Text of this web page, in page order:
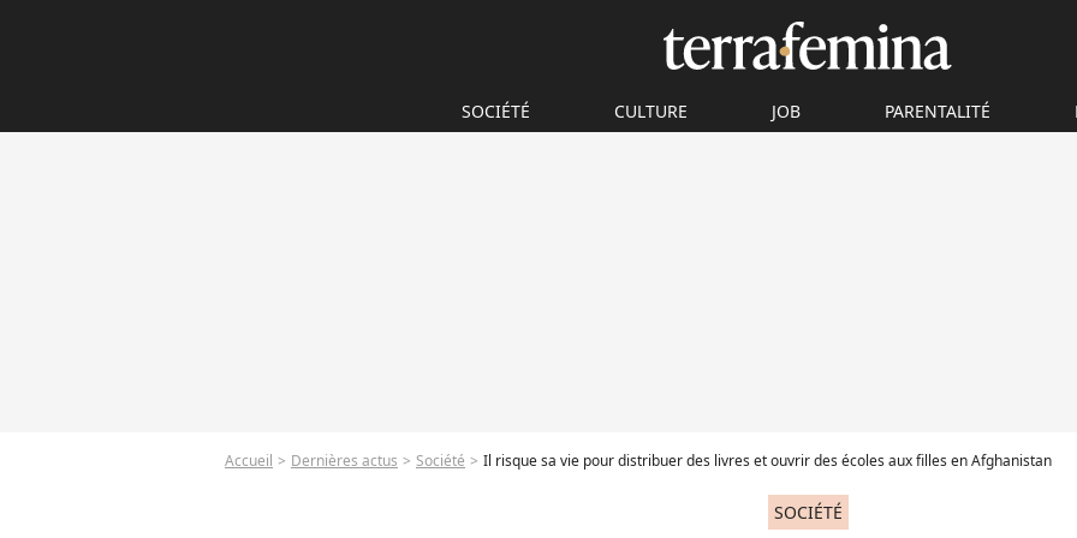
SOCIÉTÉ CULTURE JOB PARENTALITÉ
Accueil Dernières actus Société Il risque sa vie pour distribuer des livres et ouvrir des écoles aux filles en Afghanistan
SOCIÉTÉ